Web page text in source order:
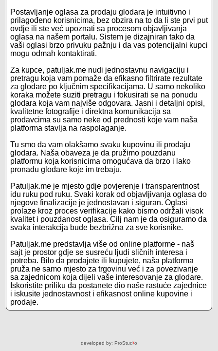
Postavljanje oglasa za prodaju glodara je intuitivno i
prilagođeno korisnicima, bez obzira na to da li ste prvi put
ovdje ili ste već upoznati sa procesom objavljivanja
oglasa na našem portalu. Sistem je dizajniran tako da
vaši oglasi brzo privuku pažnju i da vas potencijalni kupci
mogu odmah kontaktirati.
Za kupce, patuljak.me nudi jednostavnu navigaciju i
pretragu koja vam pomaže da efikasno filtrirate rezultate
za glodare po ključnim specifikacijama. U samo nekoliko
koraka možete suziti pretragu i fokusirati se na ponudu
glodara koja vam najviše odgovara. Jasni i detaljni opisi,
kvalitetne fotografije i direktna komunikacija sa
prodavcima su samo neke od prednosti koje vam naša
platforma stavlja na raspolaganje.
Tu smo da vam olakšamo svaku kupovinu ili prodaju
glodara. Naša obaveza je da pružimo pouzdanu
platformu koja korisnicima omogućava da brzo i lako
pronađu glodare koje im trebaju.
Patuljak.me je mjesto gdje povjerenje i transparentnost
idu ruku pod ruku. Svaki korak od objavljivanja oglasa do
njegove finalizacije je jednostavan i siguran. Oglasi
prolaze kroz proces verifikacije kako bismo održali visok
kvalitet i pouzdanost oglasa. Cilj nam je da osiguramo da
svaka interakcija bude bezbrižna za sve korisnike.
Patuljak.me predstavlja više od online platforme - naš
sajt je prostor gdje se susreću ljudi sličnih interesa i
potreba. Bilo da prodajete ili kupujete, naša platforma
pruža ne samo mjesto za trgovinu već i za povezivanje
sa zajednicom koja dijeli vaše interesovanje za glodare.
Iskoristite priliku da postanete dio naše rastuće zajednice
i iskusite jednostavnost i efikasnost online kupovine i
prodaje.
developed by: ProStud/o